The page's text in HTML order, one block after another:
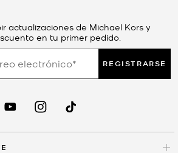
actualizaciones de Michael Kors y
en tu primer pedido.
REGISTRARSE